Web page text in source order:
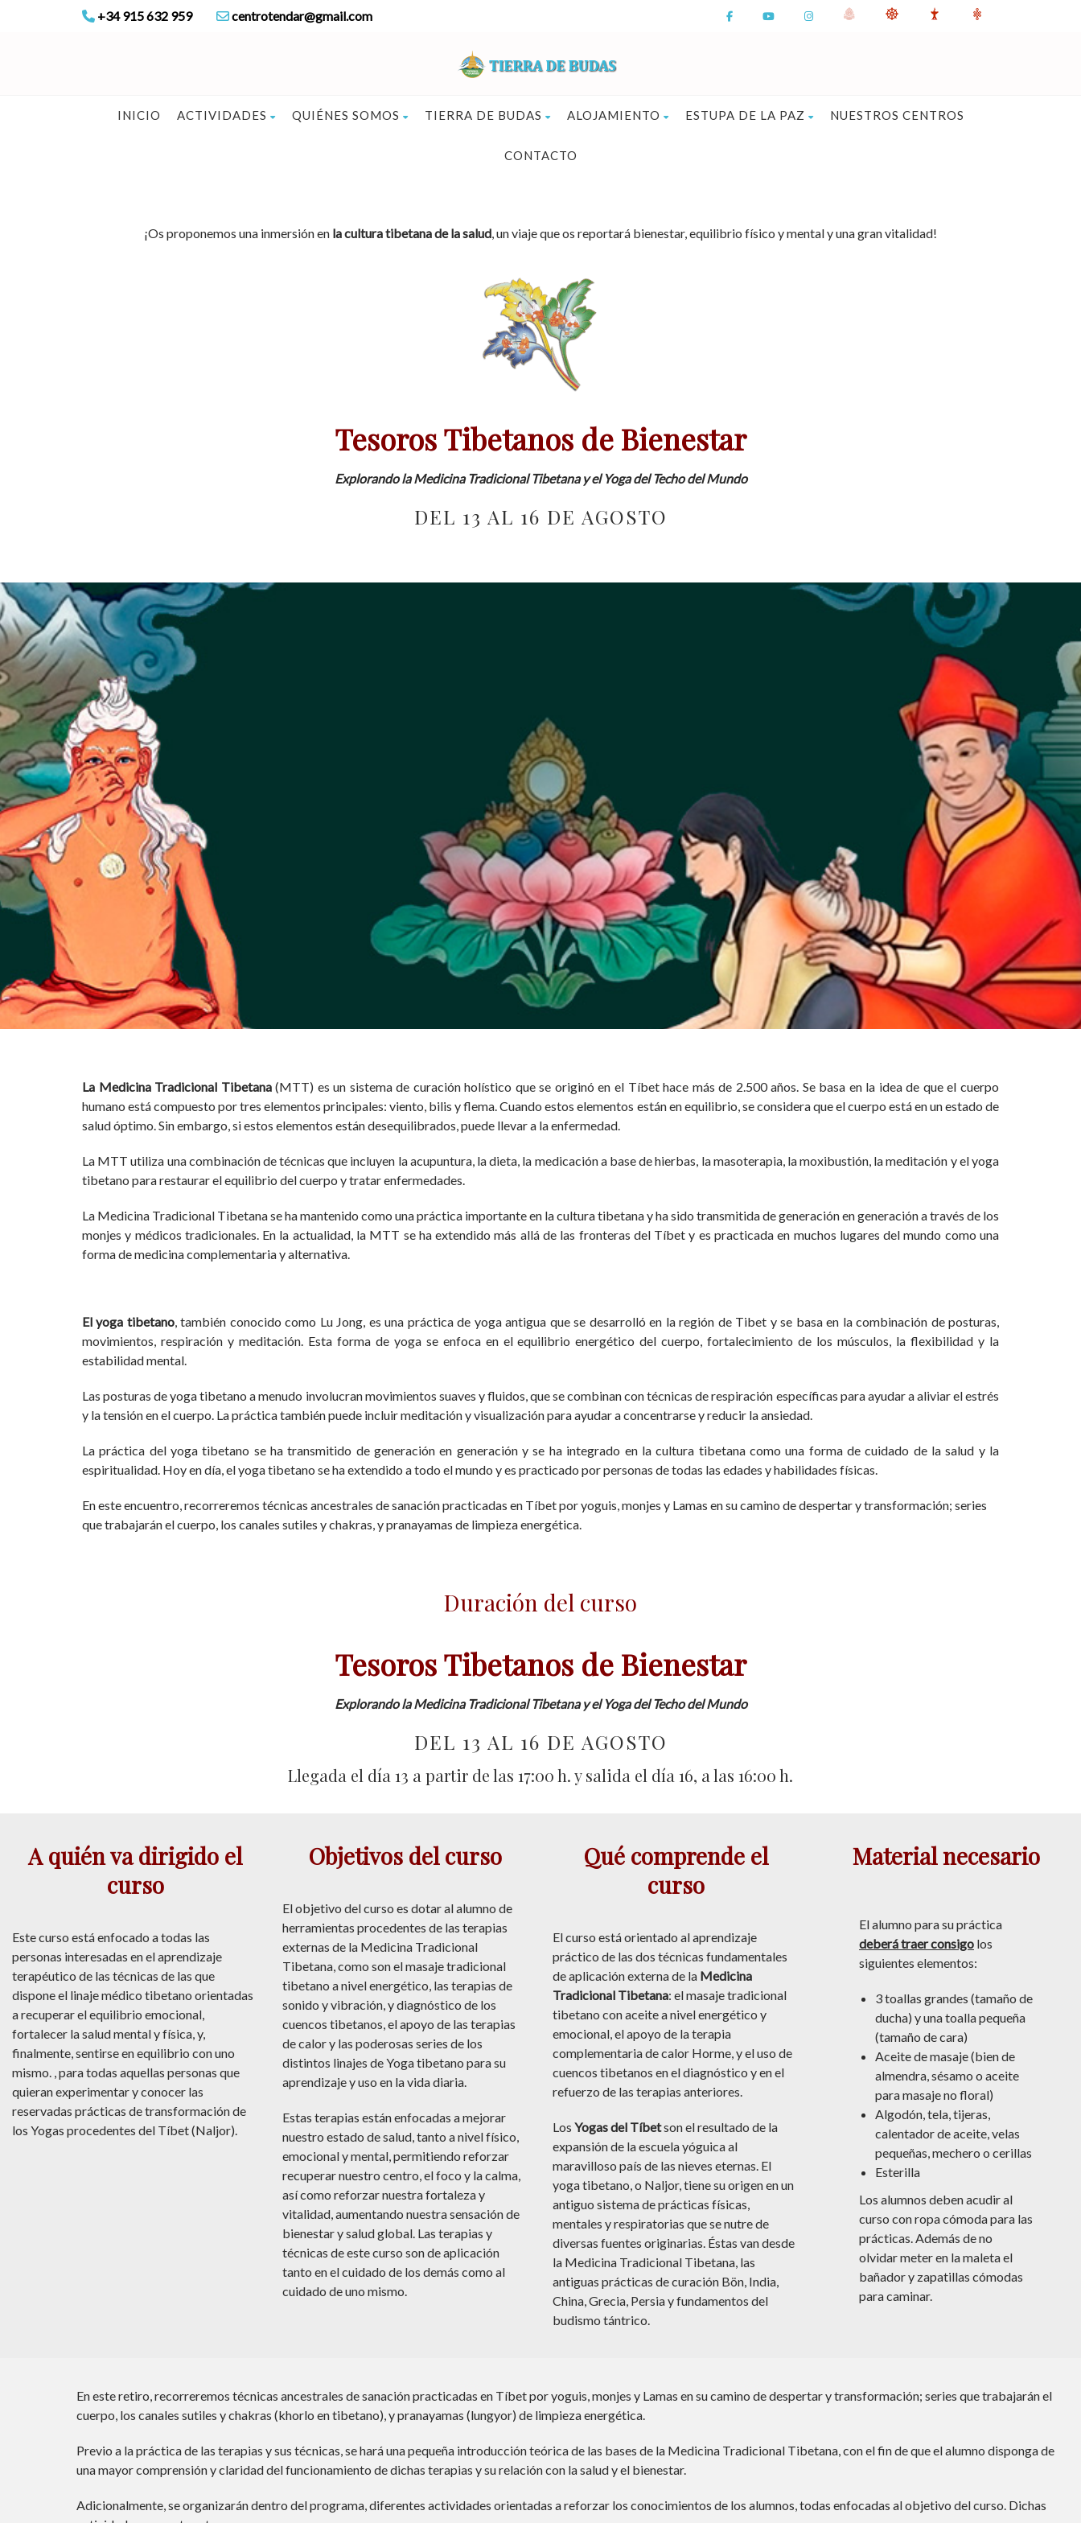
+34 915 632 959 centrotendar@gmail.com
INICIO ACTIVIDADES QUIÉNES SOMOS TIERRA DE BUDAS ALOJAMIENTO ESTUPA DE LA PAZ NUESTROS CENTROS
CONTACTO
¡Os proponemos una inmersión en la cultura tibetana de la salud, un viaje que os reportará bienestar, equilibrio físico y mental y una gran vitalidad!
Tesoros Tibetanos de Bienestar
Explorando la Medicina Tradicional Tibetana y el Yoga del Techo del Mundo
DEL 13 AL 16 DE AGOSTO
La Medicina Tradicional Tibetana(MTT) es un sistema de curación holístico que se originó en el Tíbet hace más de 2.500 años. Se basa en la idea de que el cuerpo
humano está compuesto por tres elementos principales: viento, bilis y flema. Cuando estos elementos están en equilibrio, se considera que el cuerpo está en un estado de
salud óptimo. Sin embargo, si estos elementos están desequilibrados, puede llevar a la enfermedad.
La MTT utiliza una combinación de técnicas que incluyen la acupuntura, la dieta, la medicación a base de hierbas, la masoterapia, la moxibustión, la meditación y el yoga
tibetano para restaurar el equilibrio del cuerpo y tratar enfermedades.
La Medicina Tradicional Tibetana se ha mantenido como una práctica importante en la cultura tibetana y ha sido transmitida de generación en generación a través de los
monjes y médicos tradicionales. En la actualidad, la MTT se ha extendido más allá de las fronteras del Tíbet y es practicada en muchos lugares del mundo como una
forma de medicina complementaria y alternativa.
El yoga tibetano, también conocido como Lu Jong, es una práctica de yoga antigua que se desarrolló en la región de Tibet y se basa en la combinación de posturas,
movimientos, respiración y meditación. Esta forma de yoga se enfoca en el equilibrio energético del cuerpo, fortalecimiento de los músculos, la flexibilidad y la
estabilidad mental.
Las posturas de yoga tibetano a menudo involucran movimientos suaves y fluidos, que se combinan con técnicas de respiración específicas para ayudar a aliviar el estrés
y la tensión en el cuerpo. La práctica también puede incluir meditación y visualización para ayudar a concentrarse y reducir la ansiedad.
La práctica del yoga tibetano se ha transmitido de generación en generación y se ha integrado en la cultura tibetana como una forma de cuidado de la salud y la
espiritualidad. Hoy en día, el yoga tibetano se ha extendido a todo el mundo y es practicado por personas de todas las edades y habilidades físicas.
En este encuentro, recorreremos técnicas ancestrales de sanación practicadas en Tíbet por yoguis, monjes y Lamas en su camino de despertar y transformación; series
que trabajarán el cuerpo, los canales sutiles y chakras, y pranayamas de limpieza energética.
Duración del curso
Tesoros Tibetanos de Bienestar
Explorando la Medicina Tradicional Tibetana y el Yoga del Techo del Mundo
DEL 13 AL 16 DE AGOSTO
Llegada el día 13 a partir de las 17:00 h. y salida el día 16, a las 16:00 h.
A quién va dirigido el
curso
Este curso está enfocado a todas las
personas interesadas en el aprendizaje
terapéutico de las técnicas de las que
dispone el linaje médico tibetano orientadas
a recuperar el equilibrio emocional,
fortalecer la salud mental y física, y,
finalmente, sentirse en equilibrio con uno
mismo. , para todas aquellas personas que
quieran experimentar y conocer las
reservadas prácticas de transformación de
los Yogas procedentes del Tíbet (Naljor).
Objetivos del curso
El objetivo del curso es dotar al alumno de
herramientas procedentes de las terapias
externas de la Medicina Tradicional
Tibetana, como son el masaje tradicional
tibetano a nivel energético, las terapias de
sonido y vibración, y diagnóstico de los
cuencos tibetanos, el apoyo de las terapias
de calor y las poderosas series de los
distintos linajes de Yoga tibetano para su
aprendizaje y uso en la vida diaria.
Estas terapias están enfocadas a mejorar
nuestro estado de salud, tanto a nivel físico,
emocional y mental, permitiendo reforzar
recuperar nuestro centro, el foco y la calma,
así como reforzar nuestra fortaleza y
vitalidad, aumentando nuestra sensación de
bienestar y salud global. Las terapias y
técnicas de este curso son de aplicación
tanto en el cuidado de los demás como al
cuidado de uno mismo.
Qué comprende el
curso
El curso está orientado al aprendizaje
práctico de las dos técnicas fundamentales
de aplicación externa de la Medicina
Tradicional Tibetana: el masaje tradicional
tibetano con aceite a nivel energético y
emocional, el apoyo de la terapia
complementaria de calor Horme, y el uso de
cuencos tibetanos en el diagnóstico y en el
refuerzo de las terapias anteriores.
Los Yogas del Tíbetson el resultado de la
expansión de la escuela yóguica al
maravilloso país de las nieves eternas. El
yoga tibetano, o Naljor, tiene su origen en un
antiguo sistema de prácticas físicas,
mentales y respiratorias que se nutre de
diversas fuentes originarias. Éstas van desde
la Medicina Tradicional Tibetana, las
antiguas prácticas de curación Bön, India,
China, Grecia, Persia y fundamentos del
budismo tántrico.
Material necesario
El alumno para su práctica
deberá traer consigo los
siguientes elementos:
3 toallas grandes (tamaño de
ducha) y una toalla pequeña
(tamaño de cara)
Aceite de masaje (bien de
almendra, sésamo o aceite
para masaje no floral)
Algodón, tela, tijeras,
calentador de aceite, velas
pequeñas, mechero o cerillas
Esterilla
Los alumnos deben acudir al
curso con ropa cómoda para las
prácticas. Además de no
olvidar meter en la maleta el
bañador y zapatillas cómodas
para caminar.
En este retiro, recorreremos técnicas ancestrales de sanación practicadas en Tíbet por yoguis, monjes y Lamas en su camino de despertar y transformación; series que trabajarán el
cuerpo, los canales sutiles y chakras (khorlo en tibetano), y pranayamas (lungyor) de limpieza energética.
Previo a la práctica de las terapias y sus técnicas, se hará una pequeña introducción teórica de las bases de la Medicina Tradicional Tibetana, con el fin de que el alumno disponga de
una mayor comprensión y claridad del funcionamiento de dichas terapias y su relación con la salud y el bienestar.
Adicionalmente, se organizarán dentro del programa, diferentes actividades orientadas a reforzar los conocimientos de los alumnos, todas enfocadas al objetivo del curso. Dichas